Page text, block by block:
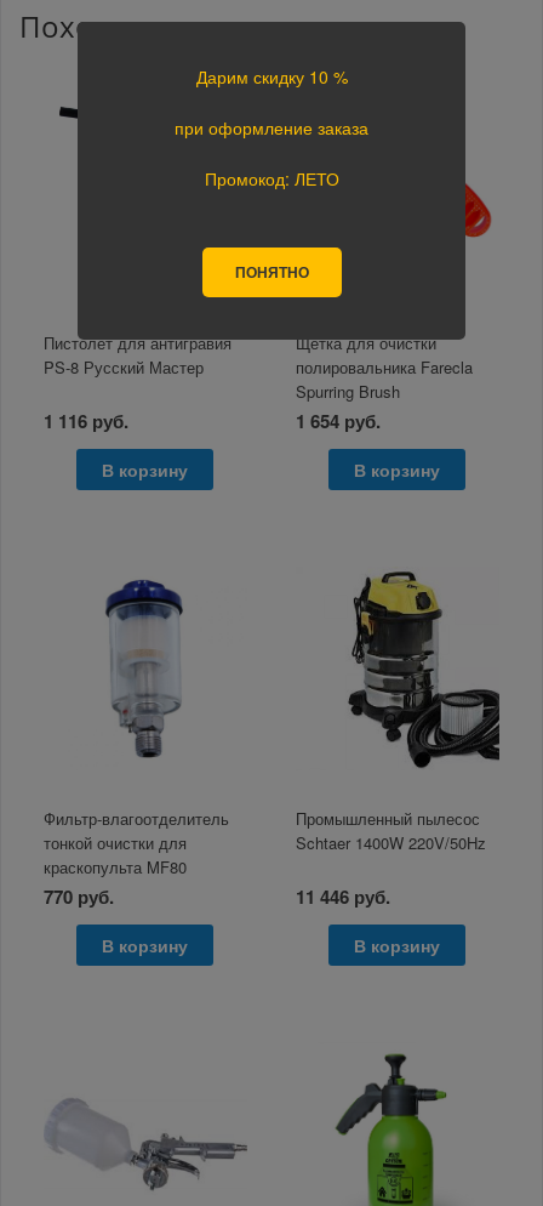
Похожие товары
Пистолет для антигравия
PS-8 Русский Мастер
1 116 руб.
В корзину
Щетка для очистки
полировальника Farecla
Spurring Brush
1 654 руб.
В корзину
Фильтр-влагоотделитель
тонкой очистки для
краскопульта MF80
Русский Мастер РМ-92676
770 руб.
В корзину
Промышленный пылесос
Schtaer 1400W 220V/50Hz
11 446 руб.
В корзину
Дарим скидку 10 %
при оформление заказа
Промокод: ЛЕТО
ПОНЯТНО